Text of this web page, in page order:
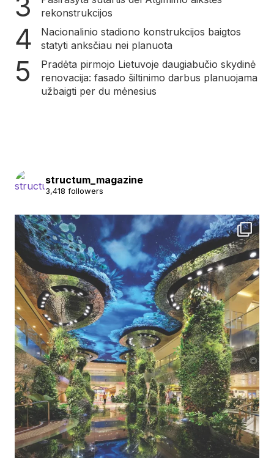
rekonstrukcijos
Nacionalinio stadiono konstrukcijos baigtos
statyti anksčiau nei planuota
Pradėta pirmojo Lietuvoje daugiabučio skydinė
renovacija: fasado šiltinimo darbus planuojama
užbaigti per du mėnesius
structum_magazine
3,418 followers